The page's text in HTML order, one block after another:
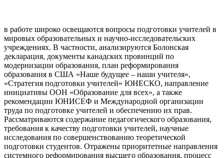
в работе широко освещаются вопросы подготовки учителей в
мировых образовательных и научно-исследовательских
учреждениях. В частности, анализируются Болонская
декларация, документы канадских провинций по
модернизации образования, план реформирования
образования в США «Наше будущее – наши учителя»,
«Стратегия подготовки учителей» ЮНЕСКО, направление
инициативы ООН «Образование для всех», а также
рекомендации ЮНИСЕФ и Международной организации
труда по подготовке учителей и обеспечению их прав.
Рассматриваются содержание педагогического образования,
требования к качеству подготовки учителей, научные
исследования по совершенствованию теоретической
подготовки студентов. Отражены приоритетные направления
системного реформирования высшего образования, процесс